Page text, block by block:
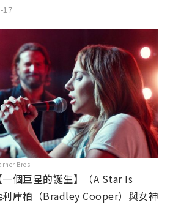
17
Bros.
個巨星的誕生】（A Star Is
庫柏（Bradley Cooper）與女神